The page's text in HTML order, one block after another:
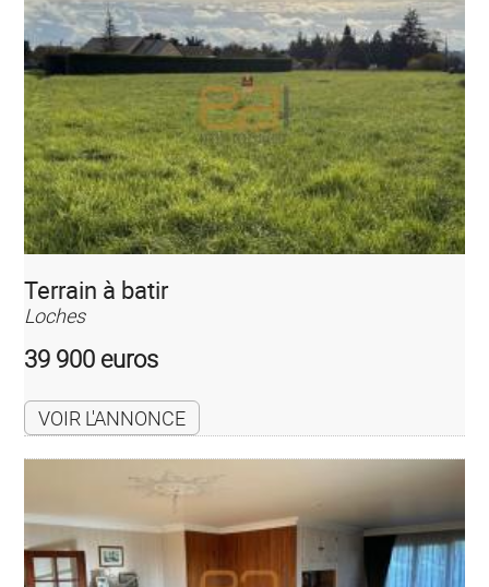
Terrain à batir
Loches
39 900 euros
VOIR L'ANNONCE